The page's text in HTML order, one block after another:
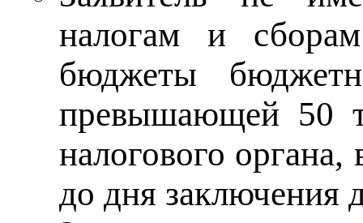
налогам и
бюджеты
превышающей 50
налогового
до дня заключения